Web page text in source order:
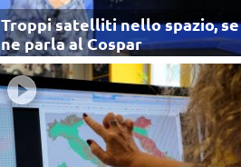
Troppi satelliti nello spazio, se
ne parla al Cospar